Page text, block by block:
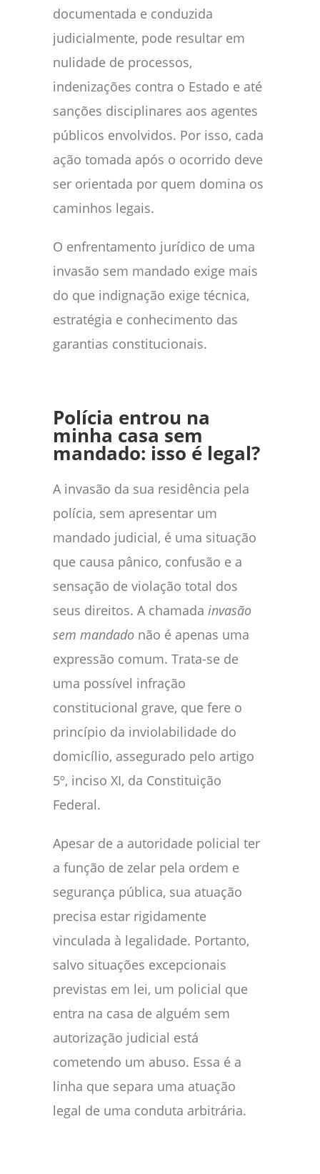
documentada e conduzida
judicialmente, pode resultar em
nulidade de processos,
indenizações contra o Estado e até
sanções disciplinares aos agentes
públicos envolvidos. Por isso, cada
ação tomada após o ocorrido deve
ser orientada por quem domina os
caminhos legais.
O enfrentamento jurídico de uma
invasão sem mandado exige mais
do que indignação exige técnica,
estratégia e conhecimento das
garantias constitucionais.
Polícia entrou na
minha casa sem
mandado: isso é legal?
A invasão da sua residência pela
polícia, sem apresentar um
mandado judicial, é uma situação
que causa pânico, confusão e a
sensação de violação total dos
seus direitos. A chamada invasão
sem mandado não é apenas uma
expressão comum. Trata-se de
uma possível infração
constitucional grave, que fere o
princípio da inviolabilidade do
domicílio, assegurado pelo artigo
5º, inciso XI, da Constituição
Federal.
Apesar de a autoridade policial ter
a função de zelar pela ordem e
segurança pública, sua atuação
precisa estar rigidamente
vinculada à legalidade. Portanto,
salvo situações excepcionais
previstas em lei, um policial que
entra na casa de alguém sem
autorização judicial está
cometendo um abuso. Essa é a
linha que separa uma atuação
legal de uma conduta arbitrária.